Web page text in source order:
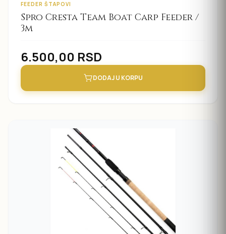
FEEDER ŠTAPOVI
Spro Cresta Team Boat Carp Feeder /
3m
6.500,00 RSD
DODAJ U KORPU